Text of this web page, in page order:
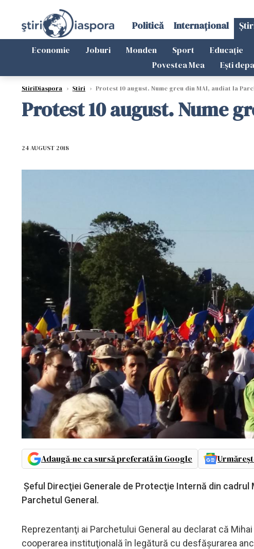
Politică Internațional
Economie Joburi Monden Sport Educație
Povestea Mea
Ești
StiriDiaspora › Știri › Protest 10 august. Nume greu din MAI, audiat la
Protest 10 august. Nume
24 AUGUST 2018
Adaugă-ne ca sursă preferată în Google
Şeful Direcţiei Generale de Protecţie Internă din
Parchetul General.
Reprezentanţi ai Parchetului General au declarat că
cooperarea instituţională în legătură cu desfăşurarea